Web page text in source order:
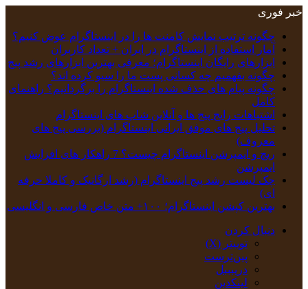
خبر فوری
چگونه ترتیب نمایش کامنت‌ ها را در اینستاگرام عوض کنیم؟
آمار استفاده از اینستاگرام در ایران + تعداد کاربران
ابزارهای رایگان اینستاگرام؛ معرفی بهترین ابزارهای رشد پیج
چگونه بفهمیم چه کسانی پست ما را سیو کرده اند؟
چگونه پیام‌ های حذف‌ شده اینستاگرام را برگردانیم؟ راهنمای
کامل
اشتباهات رایج پیج ها و آنلاین شاپ های اینستاگرام
تحلیل پیج‌ های موفق ایرانی اینستاگرام (بررسی پیج های
معروف)
ریچ و ایمپرشن اینستاگرام چیست؟ 7 راهکار های افزایش
ایمپرشن
چک‌ لیست رشد پیج اینستاگرام (رشد ارگانیک و کاملا حرفه
ای)
بهترین کپشن‌ اینستاگرام؛ ۱۰۰+ متن خاص فارسی و انگلیسی
دنبال کردن
توییتر (X)
‫پین‌ترست
دریبببل
لینکدین